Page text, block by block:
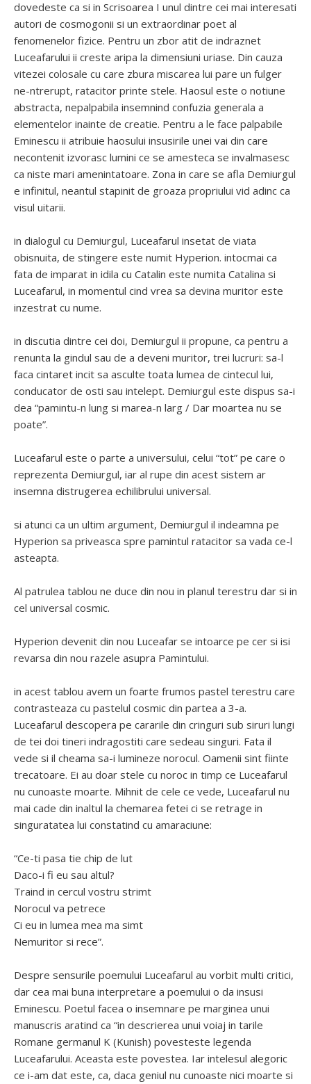
dovedeste ca si in Scrisoarea I unul dintre cei mai interesati
autori de cosmogonii si un extraordinar poet al
fenomenelor fizice. Pentru un zbor atit de indraznet
Luceafarului ii creste aripa la dimensiuni uriase. Din cauza
vitezei colosale cu care zbura miscarea lui pare un fulger
ne-ntrerupt, ratacitor printe stele. Haosul este o notiune
abstracta, nepalpabila insemnind confuzia generala a
elementelor inainte de creatie. Pentru a le face palpabile
Eminescu ii atribuie haosului insusirile unei vai din care
necontenit izvorasc lumini ce se amesteca se invalmasesc
ca niste mari amenintatoare. Zona in care se afla Demiurgul
e infinitul, neantul stapinit de groaza propriului vid adinc ca
visul uitarii.
in dialogul cu Demiurgul, Luceafarul insetat de viata
obisnuita, de stingere este numit Hyperion. intocmai ca
fata de imparat in idila cu Catalin este numita Catalina si
Luceafarul, in momentul cind vrea sa devina muritor este
inzestrat cu nume.
in discutia dintre cei doi, Demiurgul ii propune, ca pentru a
renunta la gindul sau de a deveni muritor, trei lucruri: sa-l
faca cintaret incit sa asculte toata lumea de cintecul lui,
conducator de osti sau intelept. Demiurgul este dispus sa-i
dea “pamintu-n lung si marea-n larg / Dar moartea nu se
poate”.
Luceafarul este o parte a universului, celui “tot” pe care o
reprezenta Demiurgul, iar al rupe din acest sistem ar
insemna distrugerea echilibrului universal.
si atunci ca un ultim argument, Demiurgul il indeamna pe
Hyperion sa priveasca spre pamintul ratacitor sa vada ce-l
asteapta.
Al patrulea tablou ne duce din nou in planul terestru dar si in
cel universal cosmic.
Hyperion devenit din nou Luceafar se intoarce pe cer si isi
revarsa din nou razele asupra Pamintului.
in acest tablou avem un foarte frumos pastel terestru care
contrasteaza cu pastelul cosmic din partea a 3-a.
Luceafarul descopera pe cararile din cringuri sub siruri lungi
de tei doi tineri indragostiti care sedeau singuri. Fata il
vede si il cheama sa-i lumineze norocul. Oamenii sint fiinte
trecatoare. Ei au doar stele cu noroc in timp ce Luceafarul
nu cunoaste moarte. Mihnit de cele ce vede, Luceafarul nu
mai cade din inaltul la chemarea fetei ci se retrage in
singuratatea lui constatind cu amaraciune:
“Ce-ti pasa tie chip de lut
Daco-i fi eu sau altul?
Traind in cercul vostru strimt
Norocul va petrece
Ci eu in lumea mea ma simt
Nemuritor si rece”.
Despre sensurile poemului Luceafarul au vorbit multi critici,
dar cea mai buna interpretare a poemului o da insusi
Eminescu. Poetul facea o insemnare pe marginea unui
manuscris aratind ca “in descrierea unui voiaj in tarile
Romane germanul K (Kunish) povesteste legenda
Luceafarului. Aceasta este povestea. Iar intelesul alegoric
ce i-am dat este, ca, daca geniul nu cunoaste nici moarte si